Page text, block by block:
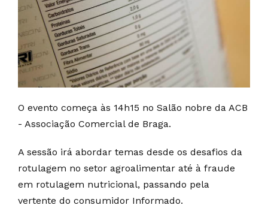
O evento começa às 14h15 no Salão nobre da ACB
- Associação Comercial de Braga.
A sessão irá abordar temas desde os desafios da
rotulagem no setor agroalimentar até à fraude
em rotulagem nutricional, passando pela
vertente do consumidor Informado.